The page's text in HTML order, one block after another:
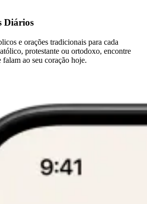
Diários
e orações tradicionais para cada
protestante ou ortodoxo, encontre
falam ao seu coração hoje.